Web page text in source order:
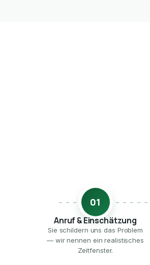
01
Anruf & Einschätzung
Sie schildern uns das Problem
— wir nennen ein realistisches
Zeitfenster.